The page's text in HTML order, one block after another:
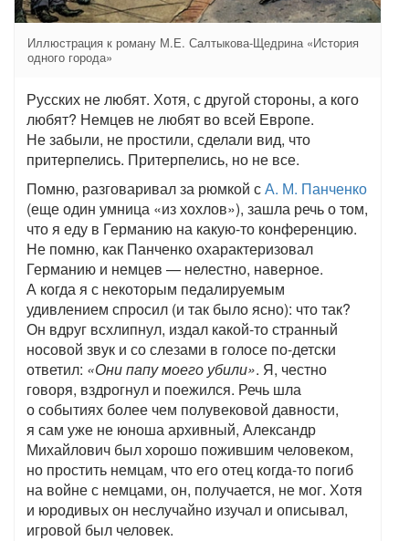
Иллюстрация к роману М.Е. Салтыкова-Щедрина «История
одного города»
Русских не любят. Хотя, с другой стороны, а кого
любят? Немцев не любят во всей Европе.
Не забыли, не простили, сделали вид, что
притерпелись. Притерпелись, но не все.
Помню, разговаривал за рюмкой сА. М. Панченко
(еще один умница «из хохлов»), зашла речь о том,
что я еду в Германию на какую-то конференцию.
Не помню, как Панченко охарактеризовал
Германию и немцев — нелестно, наверное.
А когда я с некоторым педалируемым
удивлением спросил (и так было ясно): что так?
Он вдруг всхлипнул, издал какой-то странный
носовой звук и со слезами в голосе по-детски
ответил: «Они папу моего убили». Я, честно
говоря, вздрогнул и поежился. Речь шла
о событиях более чем полувековой давности,
я сам уже не юноша архивный, Александр
Михайлович был хорошо пожившим человеком,
но простить немцам, что его отец когда-то погиб
на войне с немцами, он, получается, не мог. Хотя
и юродивых он неслучайно изучал и описывал,
игровой был человек.